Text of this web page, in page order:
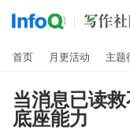
首页 月更活动 主题
当消息已读
底座能力